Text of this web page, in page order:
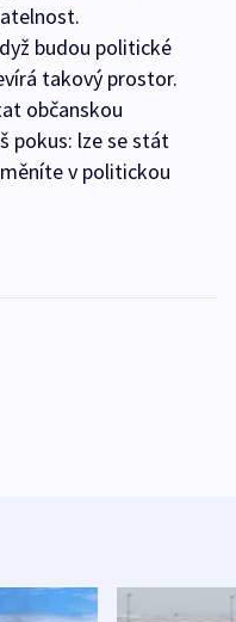
budou politické
takový prostor.
občanskou
pokus: lze se stát
v politickou